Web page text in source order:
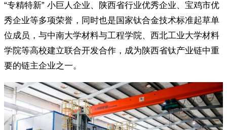
“专精特新” 小巨人企业、陕西省行业优秀企业、宝鸡市优
秀企业等多项荣誉，同时也是国家钛合金技术标准起草单
位成员，与中南大学材料与工程学院、西北工业大学材料
学院等高校建立联合开发合作，成为陕西省钛产业链中重
要的链主企业之一。